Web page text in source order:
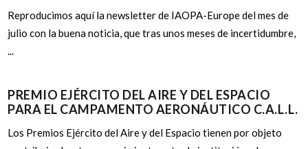
Reproducimos aquí la newsletter de IAOPA-Europe del mes de
julio con la buena noticia, que tras unos meses de incertidumbre,
...
PREMIO EJÉRCITO DEL AIRE Y DEL ESPACIO
PARA EL CAMPAMENTO AERONÁUTICO C.A.L.L.
Los Premios Ejército del Aire y del Espacio tienen por objeto